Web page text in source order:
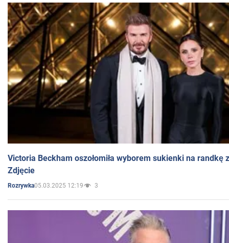
Victoria Beckham oszołomiła wyborem sukienki na randkę
Zdjęcie
Rozrywka05.03.2025 12:19 3